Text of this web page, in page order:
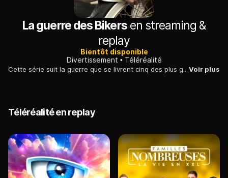
La guerre des Bikersen streaming &
replay
Bientôt disponible
Divertissement
Téléréalité
Cette série suit la guerre que se livrent cinq des plus grands spécialistes de la customisation de moto et met en lumière leur immense savoir-faire.Voir plus
Téléréalité en replay